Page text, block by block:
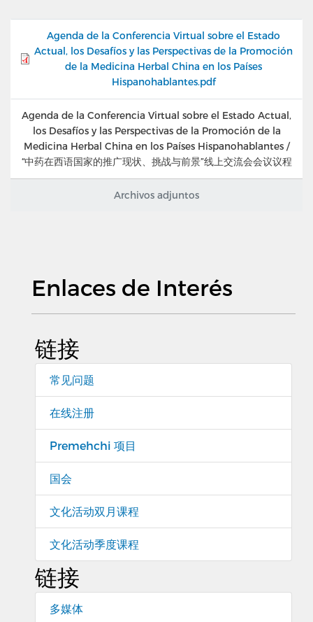
Archivos adjuntos
Agenda de la Conferencia Virtual sobre el Estado
Actual, los Desafíos y las Perspectivas de la Promoción
de la Medicina Herbal China en los Países
Hispanohablantes.pdf
Agenda de la Conferencia Virtual sobre el Estado Actual,
los Desafíos y las Perspectivas de la Promoción de la
Medicina Herbal China en los Países Hispanohablantes /
“中药在西语国家的推广现状、挑战与前景”线上交流会会议议程
Enlaces de Interés
链接
常见问题
在线注册
Premehchi 项目
国会
文化活动双月课程
文化活动季度课程
链接
多媒体